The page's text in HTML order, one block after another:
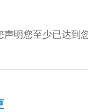
明您至少已达到